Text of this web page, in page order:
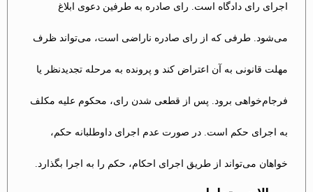
اجرای رای دادگاه است. رای صادره به طرفین دعوی ابلاغ
می‌شود. طرفی که از رای صادره ناراضی است، می‌تواند ظرف
مهلت قانونی به آن اعتراض کند و پرونده به مرحله تجدیدنظر یا
فرجام‌خواهی برود. پس از قطعی شدن رای، محکوم علیه مکلف
به اجرای حکم است. در صورت عدم اجرای داوطلبانه حکم،
خواهان می‌تواند از طریق اجرای احکام، حکم را به اجرا بگذارد.